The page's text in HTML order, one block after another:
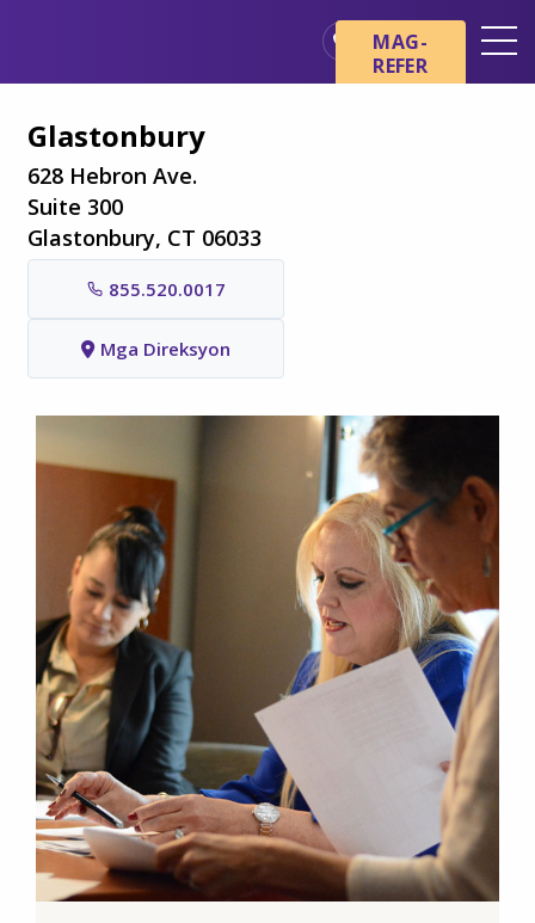
Mga Pangunahing Kaalaman
tungkol sa Hospice
Ang aming mga Serbisyo
Healthcare Professionals
alaga
MAG-
REFER
Glastonbury
628 Hebron Ave.
Suite 300
Glastonbury, CT 06033
855.520.0017
Mga Direksyon